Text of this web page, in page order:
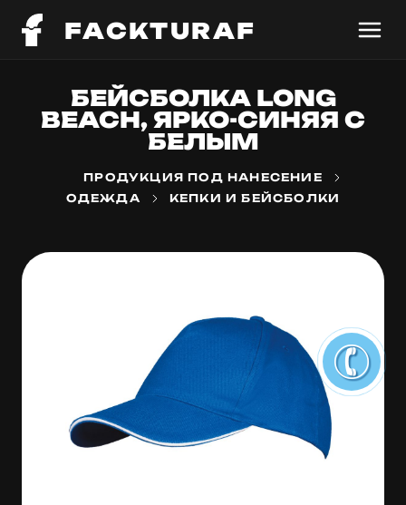
FACKTURAF
БЕЙСБОЛКА LONG
BEACH, ЯРКО-СИНЯЯ С
БЕЛЫМ
ПРОДУКЦИЯ ПОД НАНЕСЕНИЕ
ОДЕЖДА
КЕПКИ И БЕЙСБОЛКИ